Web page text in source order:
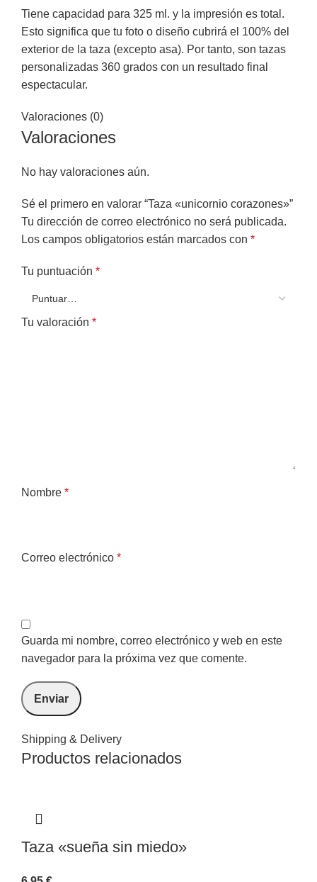
Tiene capacidad para 325 ml. y la impresión es total.
Esto significa que tu foto o diseño cubrirá el 100% del
exterior de la taza (excepto asa). Por tanto, son tazas
personalizadas 360 grados con un resultado final
espectacular.
Valoraciones (0)
Valoraciones
No hay valoraciones aún.
Sé el primero en valorar “Taza «unicornio corazones»”
Tu dirección de correo electrónico no será publicada.
Los campos obligatorios están marcados con *
Tu puntuación *
Tu valoración *
Nombre *
Correo electrónico *
Guarda mi nombre, correo electrónico y web en este
navegador para la próxima vez que comente.
Shipping & Delivery
Productos relacionados
Taza «sueña sin miedo»